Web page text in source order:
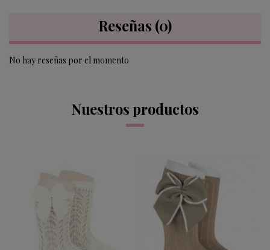
Reseñas (0)
No hay reseñas por el momento
Nuestros productos
CALCETIN CALADO
ALTO CAVA LAZO
LATERAL GROGREM
12,95 €